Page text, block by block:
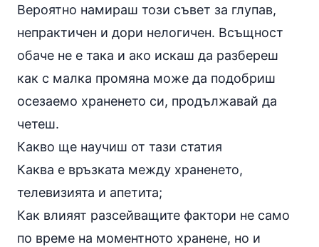
Вероятно намираш този съвет за глупав,
непрактичен и дори нелогичен. Всъщност
обаче не е така и ако искаш да разбереш
как с малка промяна може да подобриш
осезаемо храненето си, продължавай да
четеш.
Какво ще научиш от тази статия
Каква е връзката между храненето,
телевизията и апетита;
Как влияят разсейващите фактори не само
по време на моментното хранене, но и